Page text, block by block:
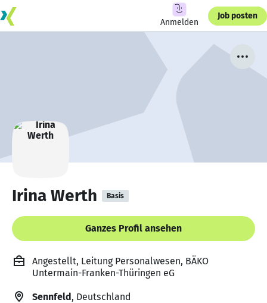
Anmelden
Job posten
Irina Werth Basis
Ganzes Profil ansehen
Angestellt, Leitung Personalwesen, BÄKO
Untermain-Franken-Thüringen eG
Sennfeld, Deutschland